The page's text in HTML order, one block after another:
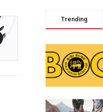
Trending